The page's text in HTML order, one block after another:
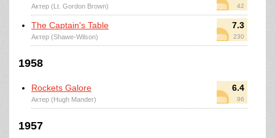
42
Актер (Lt. Gordon Brown)
7.3
230
The Captain's Table
Актер (Shawe-Wilson)
1958
6.4
96
Rockets Galore
Актер (Hugh Mander)
1957